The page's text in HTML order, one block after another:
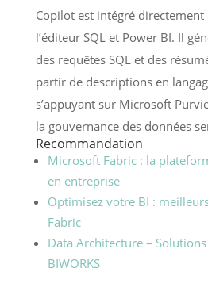
Copilot est intégré directement
l’éditeur SQL et Power BI. Il
des requêtes SQL et des
partir de descriptions en
s’appuyant sur Microsoft
la gouvernance des données
Recommandation
Microsoft Fabric : la
en entreprise
Optimisez votre BI :
Fabric
Data Architecture –
BIWORKS